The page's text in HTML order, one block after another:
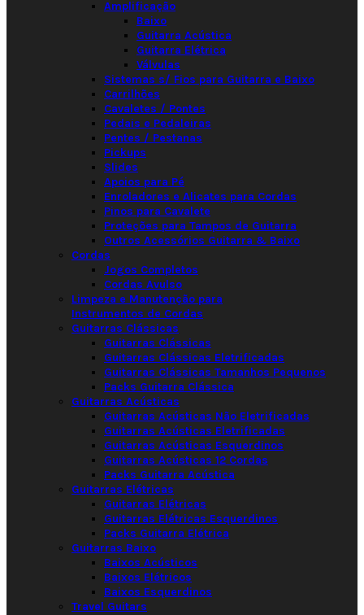
Amplificação
Baixo
Guitarra Acústica
Guitarra Elétrica
Válvulas
Sistemas s/ Fios para Guitarra e Baixo
Carrilhões
Cavaletes / Pontes
Pedais e Pedaleiras
Pentes / Pestanas
Pickups
Slides
Apoios para Pé
Enroladores e Alicates para Cordas
Pinos para Cavalete
Proteções para Tampos de Guitarra
Outros Acessórios Guitarra & Baixo
Cordas
Jogos Completos
Cordas Avulso
Limpeza e Manutenção para
Instrumentos de Cordas
Guitarras Clássicas
Guitarras Clássicas
Guitarras Clássicas Eletrificadas
Guitarras Clássicas Tamanhos Pequenos
Packs Guitarra Clássica
Guitarras Acústicas
Guitarras Acústicas Não Eletrificadas
Guitarras Acústicas Eletrificadas
Guitarras Acústicas Esquerdinos
Guitarras Acústicas 12 Cordas
Packs Guitarra Acústica
Guitarras Elétricas
Guitarras Elétricas
Guitarras Elétricas Esquerdinos
Packs Guitarra Elétrica
Guitarras Baixo
Baixos Acústicos
Baixos Elétricos
Baixos Esquerdinos
Travel Guitars